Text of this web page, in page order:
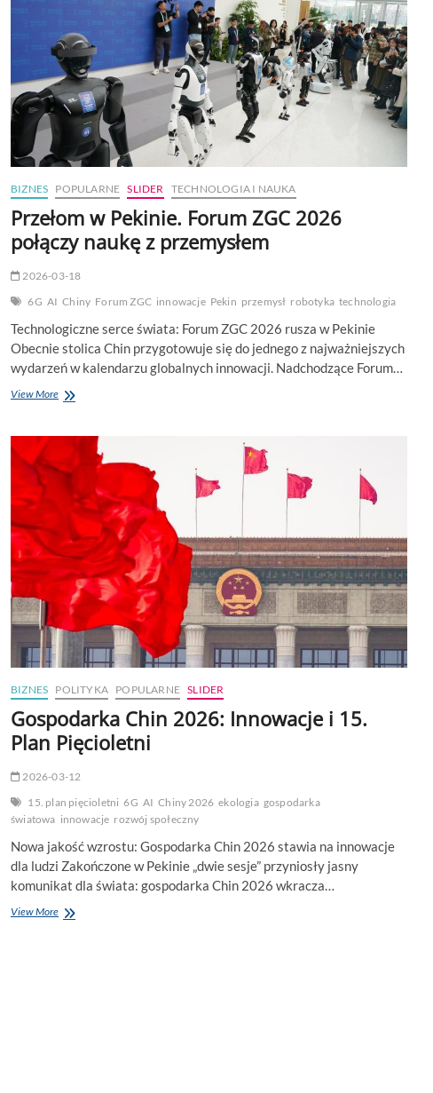
BIZNES POPULARNE SLIDER TECHNOLOGIA I NAUKA
Przełom w Pekinie. Forum ZGC 2026
połączy naukę z przemysłem
2026-03-18
6G AI Chiny Forum ZGC innowacje Pekin przemysł robotyka technologia
Technologiczne serce świata: Forum ZGC 2026 rusza w Pekinie
Obecnie stolica Chin przygotowuje się do jednego z najważniejszych
wydarzeń w kalendarzu globalnych innowacji. Nadchodzące Forum…
View MorePrzełom
Forum
ZGC
2026
połączy
naukę
przemysłem
BIZNES POLITYKA POPULARNE SLIDER
Gospodarka Chin 2026: Innowacje i 15.
Plan Pięcioletni
2026-03-12
15. plan pięcioletni 6G AI Chiny 2026 ekologia gospodarka
światowa innowacje rozwój społeczny
Nowa jakość wzrostu: Gospodarka Chin 2026 stawia na innowacje
dla ludzi Zakończone w Pekinie „dwie sesje” przyniosły jasny
komunikat dla świata: gospodarka Chin 2026 wkracza…
View MoreGospodarka